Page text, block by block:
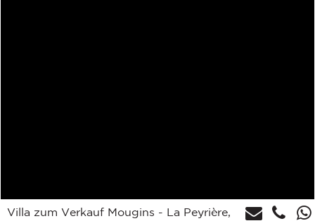
Villa zum Verkauf Mougins - La Peyrière,